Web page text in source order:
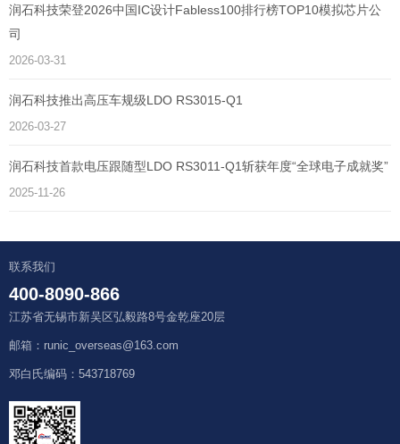
润石科技荣登2026中国IC设计Fabless100排行榜TOP10模拟芯片公
司
2026-03-31
润石科技推出高压车规级LDO RS3015-Q1
2026-03-27
润石科技首款电压跟随型LDO RS3011-Q1斩获年度“全球电子成就奖”
2025-11-26
联系我们
400-8090-866
江苏省无锡市新吴区弘毅路8号金乾座20层
邮箱：runic_overseas@163.com
邓白氏编码：543718769